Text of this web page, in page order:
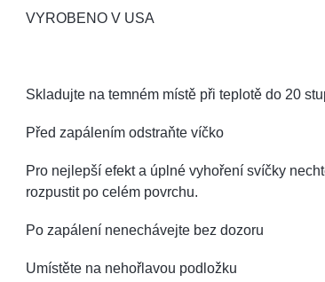
VYROBENO V USA
Skladujte na temném místě při teplotě do 20
Před zapálením odstraňte víčko
Pro nejlepší efekt a úplné vyhoření svíčky
rozpustit po celém povrchu.
Po zapálení nenechávejte bez dozoru
Umístěte na nehořlavou podložku